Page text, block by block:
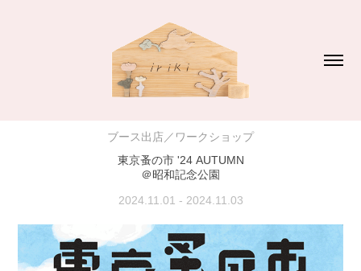
ブース出店／ワークショップ
東京蚤の市 '24 AUTUMN
＠昭和記念公園
2024.11.01 - 2024.11.03